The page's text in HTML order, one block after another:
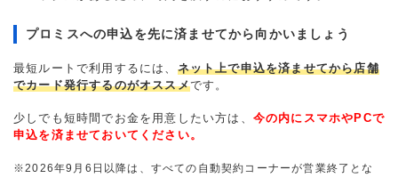
プロミスへの申込を先に済ませてから向かいましょう
最短ルートで利用するには、 ネット上で申込を済ませてから店舗
でカード発行するのがオススメです。
少しでも短時間でお金を用意したい方は、 今の内にスマホやPCで
申込を済ませておいてください。
※2026年9月6日以降は、すべての自動契約コーナーが営業終了とな